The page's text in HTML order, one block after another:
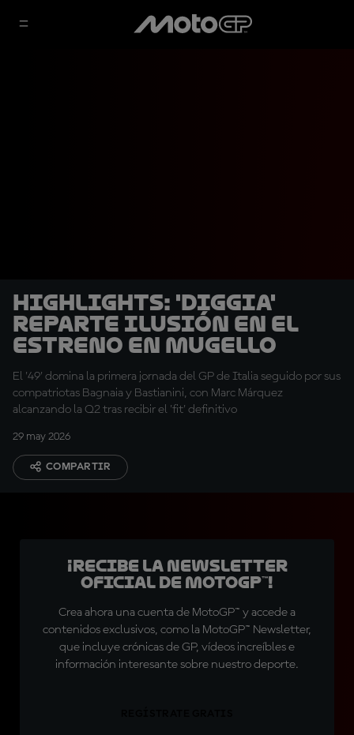
HIGHLIGHTS: 'Diggia'
reparte ilusión en el
estreno en Mugello
El '49' domina la primera jornada del GP de Italia seguido por sus
compatriotas Bagnaia y Bastianini, con Marc Márquez
alcanzando la Q2 tras recibir el 'fit' definitivo
29 may 2026
COMPARTIR
¡Recibe la Newsletter
oficial de MotoGP™!
Crea ahora una cuenta de MotoGP™ y accede a
contenidos exclusivos, como la MotoGP™ Newsletter,
que incluye crónicas de GP, vídeos increíbles e
información interesante sobre nuestro deporte.